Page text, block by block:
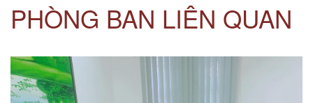
PHÒNG BAN LIÊN QUAN